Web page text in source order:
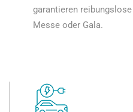
garantieren
Messe oder Gala.